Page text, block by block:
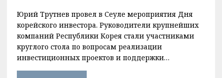
Юрий Трутнев провел в Сеуле мероприятия Дня
корейского инвестора. Руководители крупнейших
компаний Республики Корея стали участниками
круглого стола по вопросам реализации
инвестиционных проектов и поддержки…